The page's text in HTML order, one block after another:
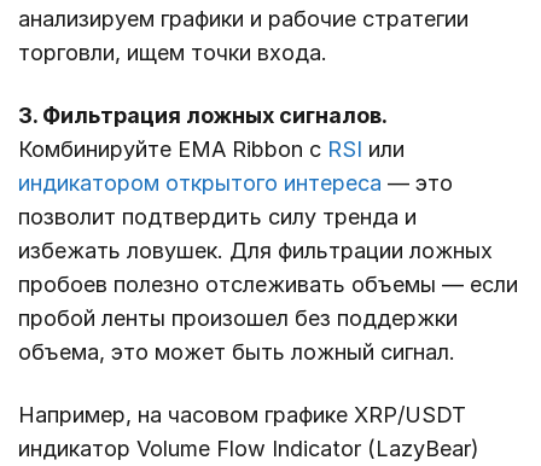
анализируем графики и рабочие стратегии
торговли, ищем точки входа.
3. Фильтрация ложных сигналов.
Комбинируйте EMA Ribbon с RSI или
индикатором открытого интереса — это
позволит подтвердить силу тренда и
избежать ловушек. Для фильтрации ложных
пробоев полезно отслеживать объемы — если
пробой ленты произошел без поддержки
объема, это может быть ложный сигнал.
Например, на часовом графике XRP/USDT
индикатор Volume Flow Indicator (LazyBear)